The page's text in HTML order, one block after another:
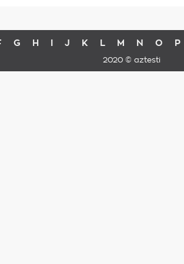
G H I J K L M N O P
2020 © aztesti